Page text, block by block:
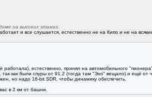
на высоких этажах.
и все слушается, естественно не на Кипо и не на
естественно, принял на автомобильного
как были спуры от 91.2 (тогда там "Эхо" вещало) и ещё от
но надо 16-bit SDR, чтобы динамику обеспечить.
в 2 км от башни.